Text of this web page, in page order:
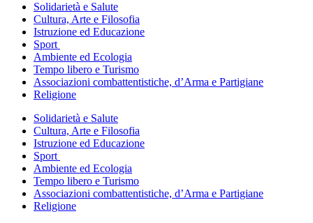
Solidarietà e Salute
Cultura, Arte e Filosofia
Istruzione ed Educazione
Sport
Ambiente ed Ecologia
Tempo libero e Turismo
Associazioni combattentistiche, d’Arma e Partigiane
Religione
Solidarietà e Salute
Cultura, Arte e Filosofia
Istruzione ed Educazione
Sport
Ambiente ed Ecologia
Tempo libero e Turismo
Associazioni combattentistiche, d’Arma e Partigiane
Religione